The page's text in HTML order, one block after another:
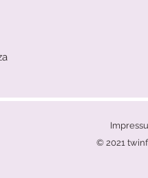
© 2021